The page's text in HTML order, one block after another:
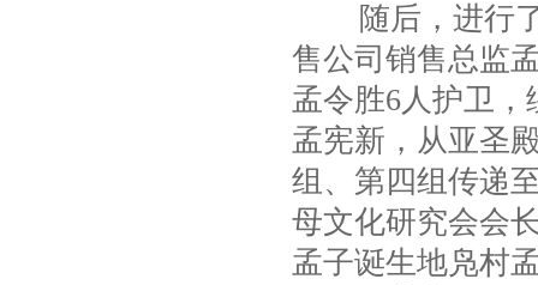
随后，进行了
售公司销售总监
孟令胜6人护卫
孟宪新，从亚圣
组、第四组传递
母文化研究会会
孟子诞生地凫村